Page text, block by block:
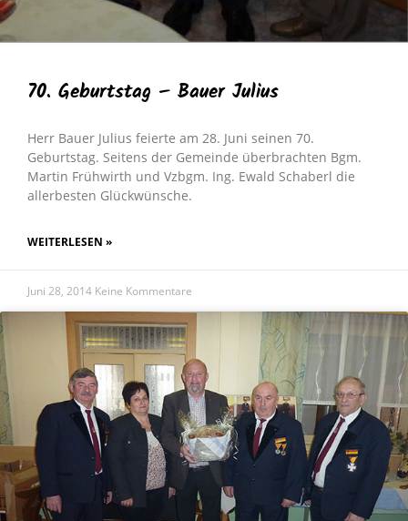
70. Geburtstag – Bauer Julius
Herr Bauer Julius feierte am 28. Juni seinen 70.
Geburtstag. Seitens der Gemeinde überbrachten Bgm.
Martin Frühwirth und Vzbgm. Ing. Ewald Schaberl die
allerbesten Glückwünsche.
WEITERLESEN »
Juni 28, 2014 Keine Kommentare